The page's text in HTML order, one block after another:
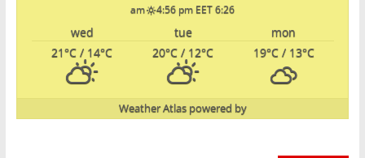
6:26 am
4:56 pm EET
mon
tue
wed
19°C/ 13°C
20°C / 12°C
21°C / 14°C
powered by
Weather Atlas